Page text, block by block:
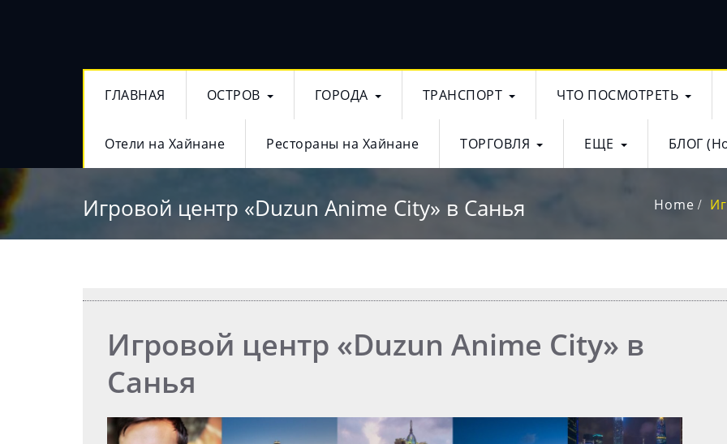
ГЛАВНАЯ ОСТРОВ ГОРОДА ТРАНСПОРТ ЧТО ПОСМОТРЕТЬ
Отели на Хайнане Рестораны на Хайнане ТОРГОВЛЯ ЕЩЕ БЛОГ
Игровой центр «Duzun Anime City» в Санья Home
Игровой центр «Duzun Anime City» в
Санья